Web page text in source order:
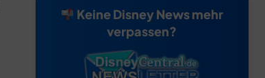
Keine Disney News mehr
verpassen?